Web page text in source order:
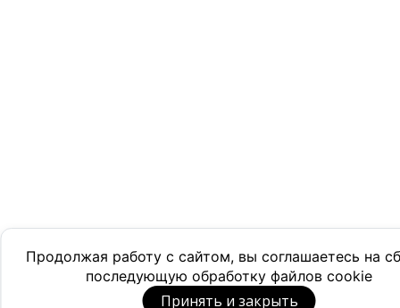
Продолжая работу с сайтом, вы соглашаетесь на
последующую обработку файлов cookie
Принять и закрыть